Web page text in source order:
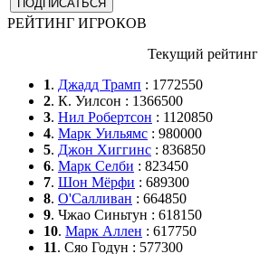
РЕЙТИНГ ИГРОКОВ
Текущий рейтинг
1. Джадд Трамп : 1772550
2. К. Уилсон : 1366500
3. Нил Робертсон : 1120850
4. Марк Уильямс : 980000
5. Джон Хиггинс : 836850
6. Марк Селби : 823450
7. Шон Мёрфи : 689300
8. О'Салливан : 664850
9. Чжао Синьтун : 618150
10. Марк Аллен : 617750
11. Сяо Годун : 577300